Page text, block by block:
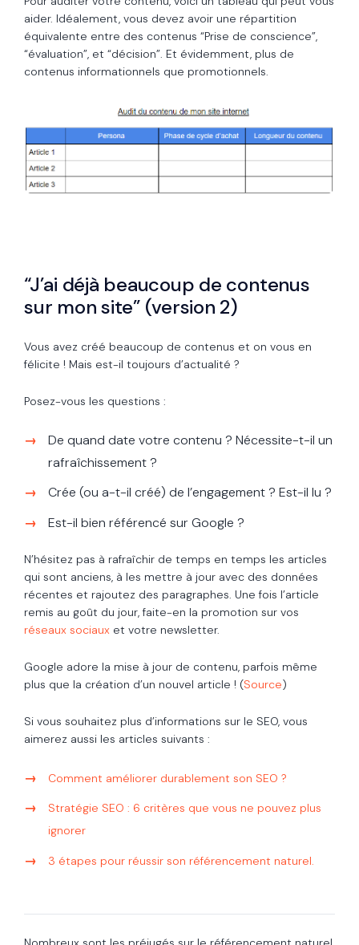
aider. Idéalement, vous devez avoir une répartition
équivalente entre des contenus “Prise de conscience”,
“évaluation”, et “décision”. Et évidemment, plus de
contenus informationnels que promotionnels.
“J’ai déjà beaucoup de contenus
sur mon site” (version 2)
Vous avez créé beaucoup de contenus et on vous en
félicite ! Mais est-il toujours d’actualité ?
Posez-vous les questions :
De quand date votre contenu ? Nécessite-t-il un
rafraîchissement ?
Crée (ou a-t-il créé) de l’engagement ? Est-il lu ?
Est-il bien référencé sur Google ?
N’hésitez pas à rafraîchir de temps en temps les articles
qui sont anciens, à les mettre à jour avec des données
récentes et rajoutez des paragraphes. Une fois l’article
remis au goût du jour, faite-en la promotion sur vos
réseaux sociaux et votre newsletter.
Google adore la mise à jour de contenu, parfois même
plus que la création d’un nouvel article ! (Source)
Si vous souhaitez plus d’informations sur le SEO, vous
aimerez aussi les articles suivants :
Comment améliorer durablement son SEO ?
Stratégie SEO : 6 critères que vous ne pouvez plus
ignorer
3 étapes pour réussir son référencement naturel.